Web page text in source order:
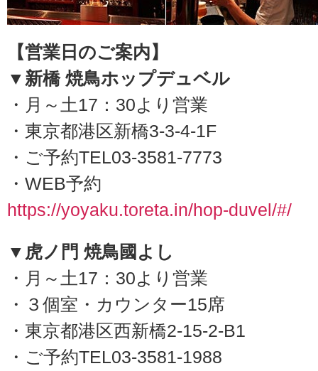
【営業日のご案内】
▼新橋 焼鳥ホップデュベル
・月～土17：30より営業
・東京都港区新橋3-3-4-1F
・ご予約TEL03-3581-7773
・WEB予約
https://yoyaku.toreta.in/hop-duvel/#/
▼虎ノ門 焼鳥國よし
・月～土17：30より営業
・３個室・カウンター15席
・東京都港区西新橋2-15-2-B1
・ご予約TEL03-3581-1988